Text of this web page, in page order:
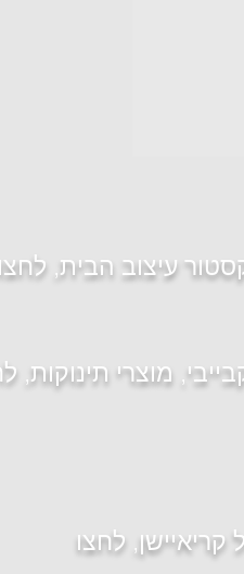
עיצוב הבית,
מוצרי תינוקות,
קריאיישן, לחצו